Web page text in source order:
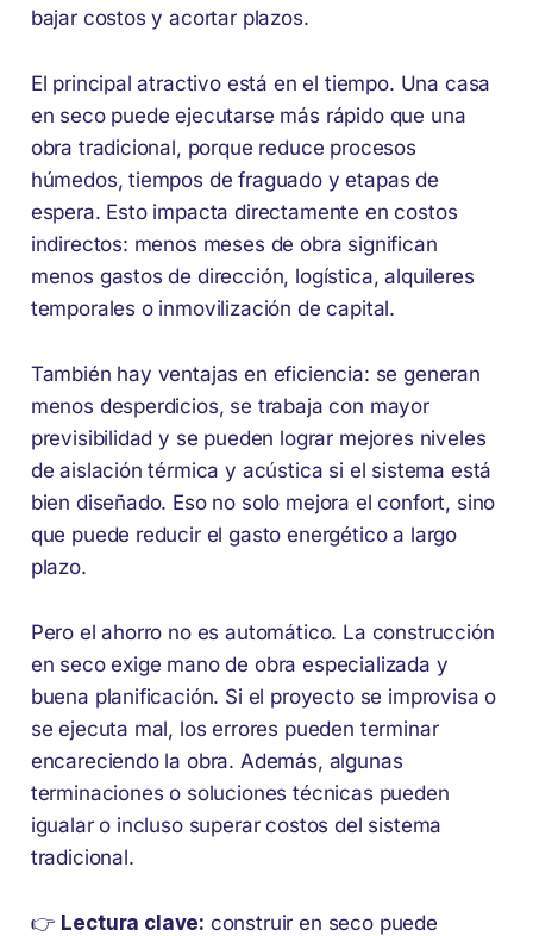
bajar costos y acortar plazos.
El principal atractivo está en el tiempo. Una casa
en seco puede ejecutarse más rápido que una
obra tradicional, porque reduce procesos
húmedos, tiempos de fraguado y etapas de
espera. Esto impacta directamente en costos
indirectos: menos meses de obra significan
menos gastos de dirección, logística, alquileres
temporales o inmovilización de capital.
También hay ventajas en eficiencia: se generan
menos desperdicios, se trabaja con mayor
previsibilidad y se pueden lograr mejores niveles
de aislación térmica y acústica si el sistema está
bien diseñado. Eso no solo mejora el confort, sino
que puede reducir el gasto energético a largo
plazo.
Pero el ahorro no es automático. La construcción
en seco exige mano de obra especializada y
buena planificación. Si el proyecto se improvisa o
se ejecuta mal, los errores pueden terminar
encareciendo la obra. Además, algunas
terminaciones o soluciones técnicas pueden
igualar o incluso superar costos del sistema
tradicional.
👉 Lectura clave: construir en seco puede